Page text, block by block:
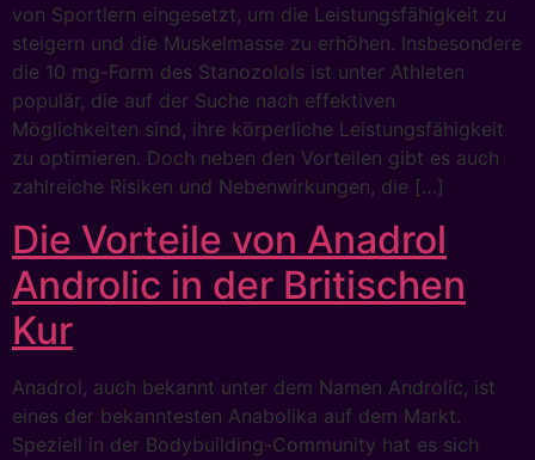
von Sportlern eingesetzt, um die Leistungsfähigkeit zu
steigern und die Muskelmasse zu erhöhen. Insbesondere
die 10 mg-Form des Stanozolols ist unter Athleten
populär, die auf der Suche nach effektiven
Möglichkeiten sind, ihre körperliche Leistungsfähigkeit
zu optimieren. Doch neben den Vorteilen gibt es auch
zahlreiche Risiken und Nebenwirkungen, die […]
Die Vorteile von Anadrol
Androlic in der Britischen
Kur
Anadrol, auch bekannt unter dem Namen Androlic, ist
eines der bekanntesten Anabolika auf dem Markt.
Speziell in der Bodybuilding-Community hat es sich